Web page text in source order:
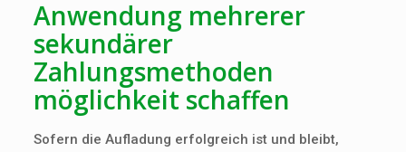
Anwendung mehrerer
sekundärer
Zahlungsmethoden
möglichkeit schaffen
Sofern die Aufladung erfolgreich ist und bleibt,